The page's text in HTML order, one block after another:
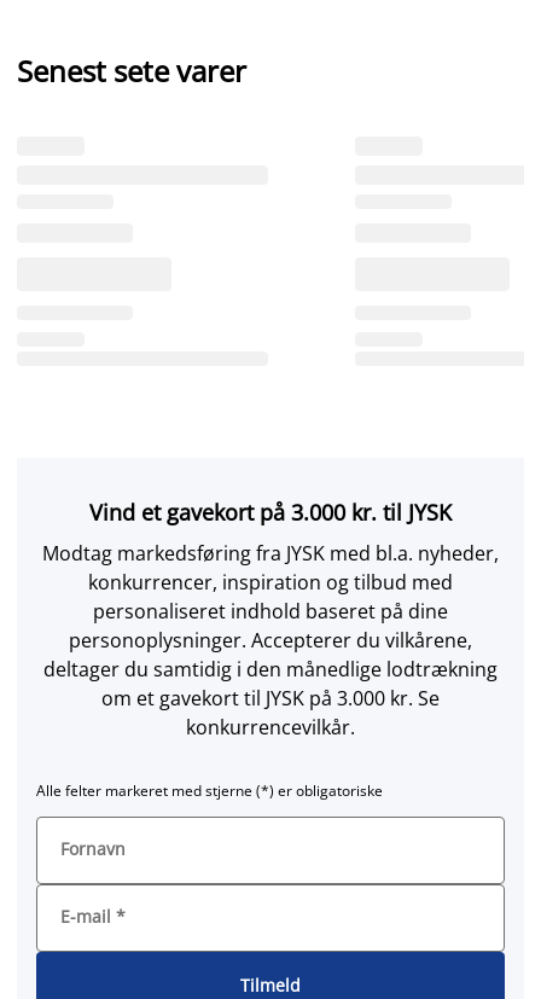
Senest sete varer
Vind et gavekort på 3.000 kr. til JYSK
Modtag markedsføring fra JYSK med bl.a. nyheder,
konkurrencer, inspiration og tilbud med
personaliseret indhold baseret på dine
personoplysninger. Accepterer du vilkårene,
deltager du samtidig i den månedlige lodtrækning
om et gavekort til JYSK på 3.000 kr. Se
konkurrencevilkår.
Alle felter markeret med stjerne (*) er obligatoriske
Fornavn
E-mail *
Tilmeld